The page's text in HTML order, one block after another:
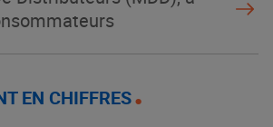
EN CHIFFRES